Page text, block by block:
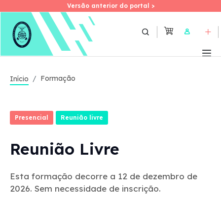
Skip
Versão anterior do portal >
Versão anterior do portal >
User
Início Formação
Presencial Reunião livre
Reunião Livre
Esta formação decorre a 12 de dezembro de
2026. Sem necessidade de inscrição.